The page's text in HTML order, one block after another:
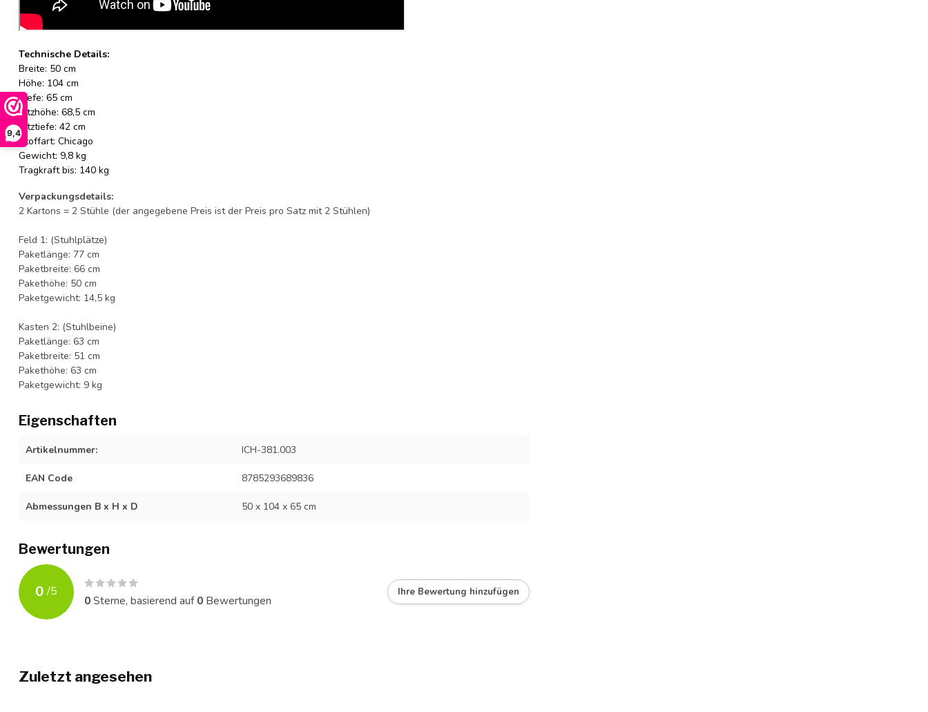
9,4
Technische Details:
Breite: 50 cm
Höhe: 104 cm
Tiefe: 65 cm
Sitzhöhe: 68,5 cm
Sitztiefe: 42 cm
Stoffart: Chicago
Gewicht: 9,8 kg
Tragkraft bis: 140 kg
Verpackungsdetails:
2 Kartons = 2 Stühle (der angegebene Preis ist der Preis pro Satz mit 2 Stühlen)
Feld 1: (Stuhlplätze)
Paketlänge: 77 cm
Paketbreite: 66 cm
Pakethöhe: 50 cm
Paketgewicht: 14,5 kg
Kasten 2: (Stuhlbeine)
Paketlänge: 63 cm
Paketbreite: 51 cm
Pakethöhe: 63 cm
Paketgewicht: 9 kg
Eigenschaften
Artikelnummer: ICH-381.003
EAN Code 8785293689836
Abmessungen B x H x D 50 x 104 x 65 cm
Bewertungen
0 /5
0Sterne, basierend auf0 Bewertungen
Ihre Bewertung hinzufügen
Zuletzt angesehen